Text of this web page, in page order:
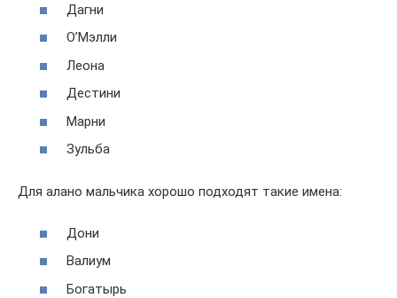
Дaгни
О’Мэлли
Леона
Дестини
Марни
Зульба
Для алано мальчика хорошо подходят такие имена:
Дони
Валиум
Богатырь